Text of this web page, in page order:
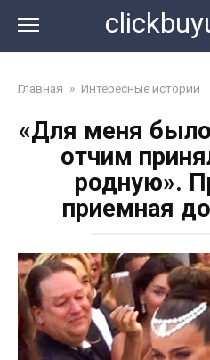
контенту
Главная » Интересные истории
«Для меня
отчим
родную».
приемная